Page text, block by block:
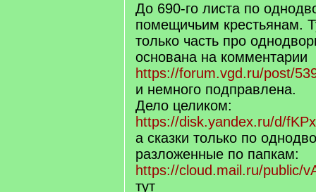
До 690-го листа по
помещичьим крестьянам.
только часть про
основана на комментарии
https://forum.vgd.ru/post/
и немного подправлена.
Дело целиком:
https://disk.yandex.ru/d/
а сказки только по
разложенные по папкам:
https://cloud.mail.ru/public/
тут